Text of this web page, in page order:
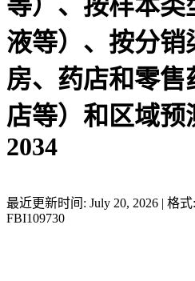
等）、按样本类
液等）、按分销
房、药店和零售
店等）和区域预
2034
最近更新时间: July 20, 2026 | 格
FBI109730